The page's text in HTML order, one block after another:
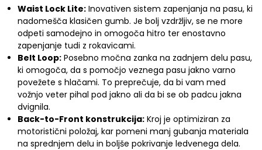
Waist Lock Lite: Inovativen sistem zapenjanja na pasu, ki
nadomešča klasičen gumb. Je bolj vzdržljiv, se ne more
odpeti samodejno in omogoča hitro ter enostavno
zapenjanje tudi z rokavicami.
Belt Loop: Posebno močna zanka na zadnjem delu pasu,
ki omogoča, da s pomočjo veznega pasu jakno varno
povežete s hlačami. To preprečuje, da bi vam med
vožnjo veter pihal pod jakno ali da bi se ob padcu jakna
dvignila.
Back-to-Front konstrukcija: Kroj je optimiziran za
motoristični položaj, kar pomeni manj gubanja materiala
na sprednjem delu in boljše pokrivanje ledvenega dela.